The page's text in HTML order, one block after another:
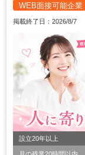
WEB面接可能企業
掲載終了日：2026/8/7
設立20年以上